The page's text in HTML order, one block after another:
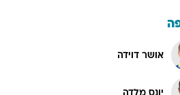
אושר דוידה
יונס מלדה